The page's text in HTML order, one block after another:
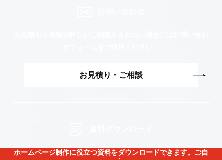
お見積り・ご相談
ホームページ制作に役立つ資料をダウンロードできます。 ご自